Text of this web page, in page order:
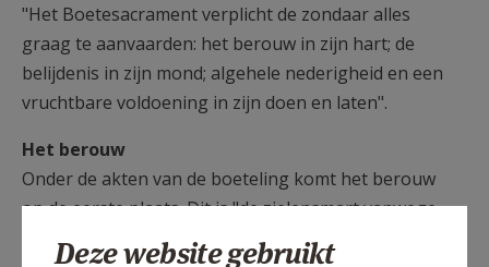
"Het Boetesacrament verplicht de zondaar alles
graag te aanvaarden: het berouw in zijn hart; de
belijdenis in zijn mond; algehele nederigheid en een
vruchtbare voldoening in zijn doen en laten".
Het berouw
Onder de akten van de boeteling komt het berouw
op de eerste plaats. Dit is "de zielensmart vanwege
de zonde die men bedreven heeft en de afschuw
Deze website gebruikt